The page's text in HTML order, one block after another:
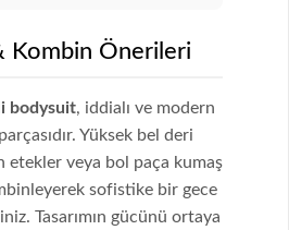
Kombin Önerileri
bodysuit, iddialı ve modern
Yüksek bel deri
etekler veya bol paça kumaş
sofistike bir gece
Tasarımın gücünü ortaya